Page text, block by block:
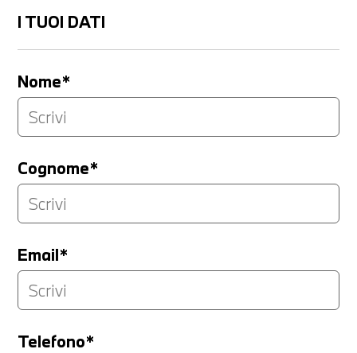
I TUOI DATI
Nome*
Cognome*
Email*
Telefono*